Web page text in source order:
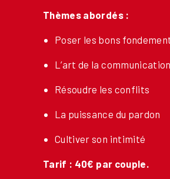
Thèmes abordés :
Poser les bons
L’art de la communication
Résoudre les conflits
La puissance du pardon
Cultiver son intimité
Tarif : 40€ par couple.